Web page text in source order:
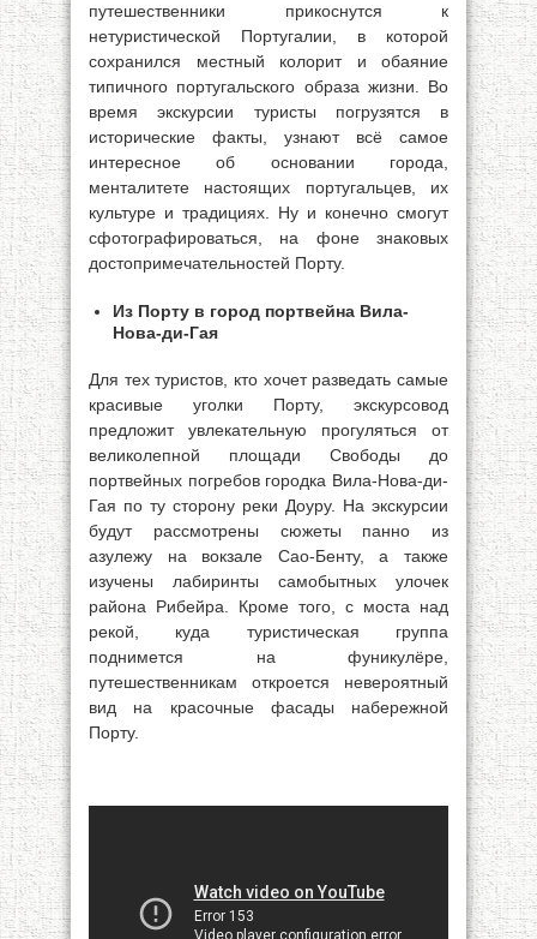
путешественники прикоснутся к
нетуристической Португалии, в которой
сохранился местный колорит и обаяние
типичного португальского образа жизни. Во
время экскурсии туристы погрузятся в
исторические факты, узнают всё самое
интересное об основании города,
менталитете настоящих португальцев, их
культуре и традициях. Ну и конечно смогут
сфотографироваться, на фоне знаковых
достопримечательностей Порту.
Из Порту в город портвейна Вила-
Нова-ди-Гая
Для тех туристов, кто хочет разведать самые
красивые уголки Порту, экскурсовод
предложит увлекательную прогуляться от
великолепной площади Свободы до
портвейных погребов городка Вила-Нова-ди-
Гая по ту сторону реки Доуру. На экскурсии
будут рассмотрены сюжеты панно из
азулежу на вокзале Сао-Бенту, а также
изучены лабиринты самобытных улочек
района Рибейра. Кроме того, с моста над
рекой, куда туристическая группа
поднимется на фуникулёре,
путешественникам откроется невероятный
вид на красочные фасады набережной
Порту.